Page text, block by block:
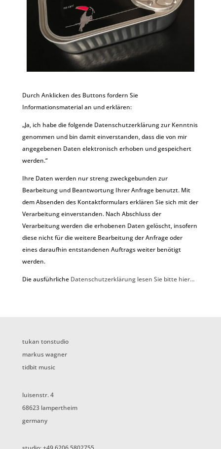
Durch Anklicken des Buttons fordern Sie
Informationsmaterial an und erklären:
„Ja, ich habe die folgende Datenschutzerklärung zur Kenntnis
genommen und bin damit einverstanden, dass die von mir
angegebenen Daten elektronisch erhoben und gespeichert
werden.“
Ihre Daten werden nur streng zweckgebunden zur
Bearbeitung und Beantwortung Ihrer Anfrage benutzt. Mit
dem Absenden des Kontaktformulars erklären Sie sich mit der
Verarbeitung einverstanden. Nach Abschluss der
Verarbeitung werden die erhobenen Daten gelöscht, insofern
diese nicht für die weitere Bearbeitung der Anfrage oder
eines daraufhin entstandenen Auftrags weiter benötigt
werden.
Die ausführliche Datenschutzerklärung lesen Sie bitte hier…
tukan tonstudio
markus wagner
tidbit music
luisenstr. 4
68623 lampertheim
germany